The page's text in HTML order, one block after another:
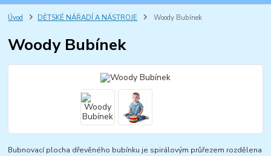
Úvod DĚTSKÉ NÁŘADÍ A NÁSTROJE Woody Bubínek
Woody Bubínek
Bubnovací plocha dřevěného bubínku je spirálovým průřezem rozdělena